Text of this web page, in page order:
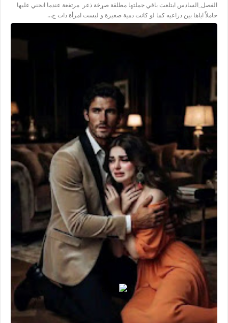
الفصل_السادس ابتلعت باقي جملتها مطلقة صړخة ذعر مرتفعة عندما انحني عليها
حاملاً اياها بين ذراعيه كما لو كانت دمية صغيرة و ليست امرأة ذات ج…